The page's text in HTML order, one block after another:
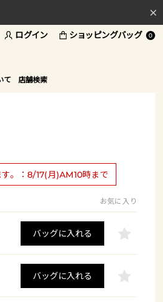
ログイン ショッピングバッグ 0
て 店舗検索
。：8/17(月)AM10時まで
お気に入り
バッグに入れる
バッグに入れる